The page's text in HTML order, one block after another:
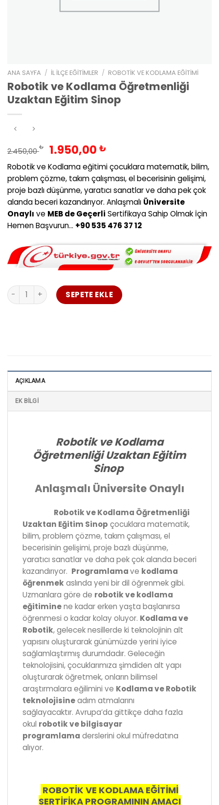
ANA SAYFA / İL İLÇE EĞITIMLER / ROBOTIK VE KODLAMA EĞITIMI
Robotik ve Kodlama Öğretmenliği
Uzaktan Eğitim Sinop
2.450,00₺ Orijinal
fiyat:
2.450,00 ₺.
1.950,00 ₺Şu
andaki
fiyat:
1.950,00 ₺.
Robotik ve Kodlama eğitimi çocuklara matematik, bilim,
problem çözme, takım çalışması, el becerisinin gelişimi,
proje bazlı düşünme, yaratıcı sanatlar ve daha pek çok
alanda beceri kazandırıyor. Anlaşmalı Üniversite
Onaylı ve MEB de Geçerli Sertifikaya Sahip Olmak İçin
Hemen Başvurun… +90 535 476 37 12
Robotik ve Kodlama Öğretmenliği Uzaktan Eğitim Sinop
SEPETE EKLE
AÇIKLAMA
EK BILGI
Robotik ve Kodlama
Öğretmenliği Uzaktan Eğitim
Sinop
Anlaşmalı Üniversite Onaylı
Robotik ve Kodlama Öğretmenliği
Uzaktan Eğitim Sinop çocuklara matematik,
bilim, problem çözme, takım çalışması, el
becerisinin gelişimi, proje bazlı düşünme,
yaratıcı sanatlar ve daha pek çok alanda beceri
kazandırıyor. Programlamave kodlama
öğrenmek aslında yeni bir dil öğrenmek gibi.
Uzmanlara göre de robotik ve kodlama
eğitiminene kadar erken yaşta başlanırsa
öğrenmesi o kadar kolay oluyor. Kodlama ve
Robotik, gelecek nesillerde ki teknolojinin alt
yapısını oluşturarak günümüzde yerini iyice
sağlamlaştırmış durumdadır. Geleceğin
teknolojisini, çocuklarımıza şimdiden alt yapı
oluşturarak öğretmek, onların bilimsel
araştırmalara eğilimini ve Kodlama ve Robotik
teknolojisineadım atmalarını
sağlayacaktır. Avrupa’da gittikçe daha fazla
okul robotik ve bilgisayar
programlama derslerini okul müfredatına
alıyor.
ROBOTİK VE KODLAMA EĞİTİMİ
SERTİFİKA PROGRAMININ AMACI